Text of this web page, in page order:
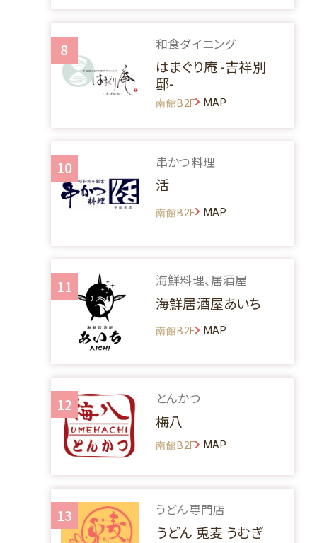
8 和食ダイニング
はまぐり庵 -吉祥別
邸-
南館B2F MAP
10 串かつ料理
活
南館B2F MAP
11 海鮮料理、居酒屋
海鮮居酒屋あいち
南館B2F MAP
12 とんかつ
梅八
南館B2F MAP
13 うどん専門店
うどん 兎麦 うむぎ